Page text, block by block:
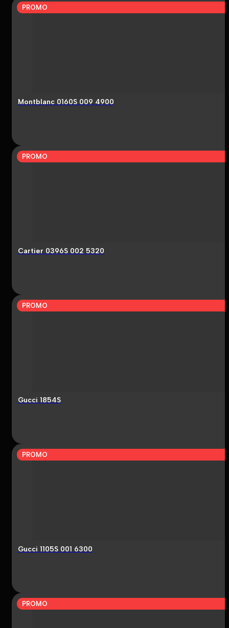
PROMO
Montblanc 0160S 009 4900
PROMO
Cartier 0396S 002 5320
PROMO
Gucci 1854S
PROMO
Gucci 1105S 001 6300
PROMO